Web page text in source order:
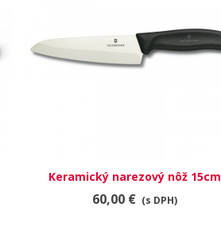
RÝCHLY NÁHĽAD
Keramický narezový nôž 15cm
60,00 € (s DPH)